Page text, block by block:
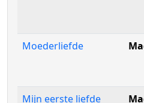
Moederliefde
Mijn eerste liefde